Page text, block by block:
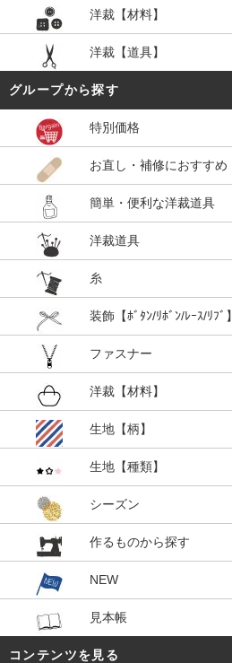
洋裁【材料】
洋裁【道具】
グループから探す
特別価格
お直し・補修におすすめ
簡単・便利な洋裁道具
洋裁道具
糸
装飾【ﾎﾞﾀﾝ/ﾘﾎﾞﾝ/ﾚｰｽ/ﾘﾌﾞ】
ファスナー
洋裁【材料】
生地【柄】
生地【種類】
シーズン
作るものから探す
NEW
見本帳
コンテンツを見る